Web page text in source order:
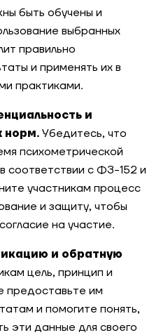
быть обучены и
выбранных
правильно
и применять их в
практиками.
и
норм. Убедитесь, что
психометрической
соответствии с ФЗ-152 и
участникам процесс
и защиту, чтобы
на участие.
и обратную
цель, принцип и
предоставьте им
и помогите понять,
эти данные для своего